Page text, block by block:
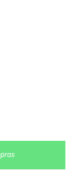
material